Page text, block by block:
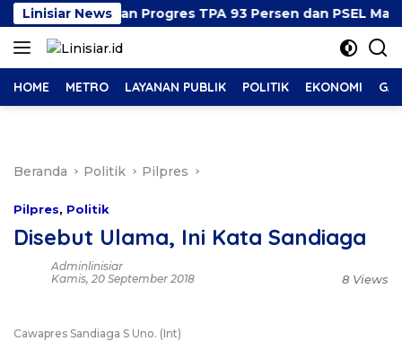
Langsung
ke
konten
Linisiar News
Beberkan Progres TPA 93 Persen dan PSEL Masuk
HOME METRO LAYANAN PUBLIK POLITIK EKONOMI
Beranda Politik Pilpres
Pilpres, Politik
Disebut Ulama, Ini Kata Sandiaga
Adminlinisiar
Kamis, 20 September 2018
8 Views
Cawapres Sandiaga S Uno. (Int)